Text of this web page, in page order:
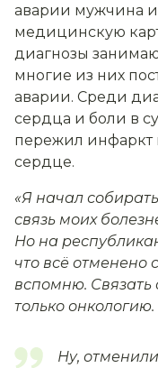
аварии мужчина
медицинскую
диагнозы
многие из них
аварии. Среди
сердца и боли в
пережил инфаркт
сердце.
«Я начал
связь моих
Но на
что всё отменено
вспомню.
только онкологию.
Ну,